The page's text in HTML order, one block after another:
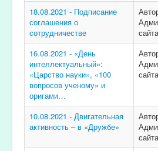
18.08.2021 - Подписание
соглашения о
сотрудничестве
сайта
16.08.2021 - «День
интеллектуальный»:
«Царство науки», «100
вопросов ученому» и
оригами…
сайта
10.08.2021 - Двигательная
активность – в «Дружбе»
сайта